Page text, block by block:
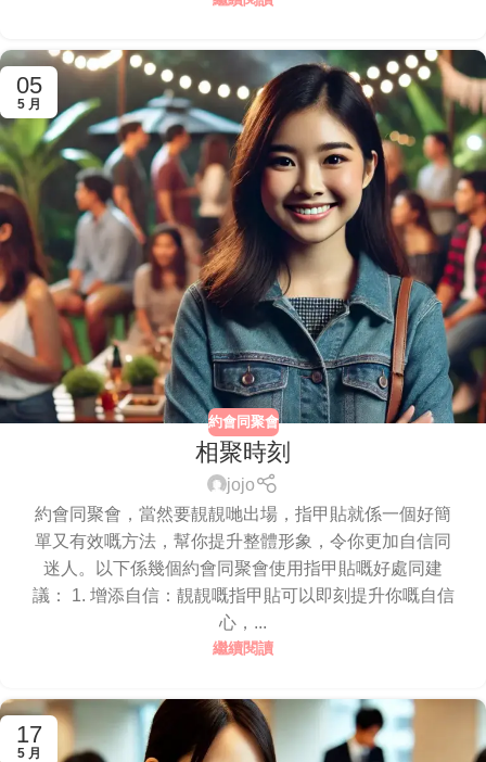
05
5 月
約會同聚會
相聚時刻
jojo
約會同聚會，當然要靚靚哋出場，指甲貼就係一個好簡
單又有效嘅方法，幫你提升整體形象，令你更加自信同
迷人。以下係幾個約會同聚會使用指甲貼嘅好處同建
議： 1. 增添自信：靚靚嘅指甲貼可以即刻提升你嘅自信
心，...
繼續閱讀
17
5 月